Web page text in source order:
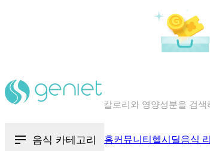
칼로리와 영양성분을 검색
음식 카테고리 홈커뮤니티 헬시딜음식